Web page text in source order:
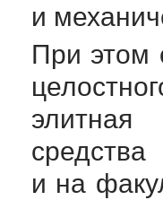
и
При этом
элитная
и на